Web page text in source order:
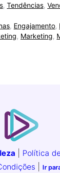
, Tendências,
, Engajamento,
, Marketing,
Política
Ir